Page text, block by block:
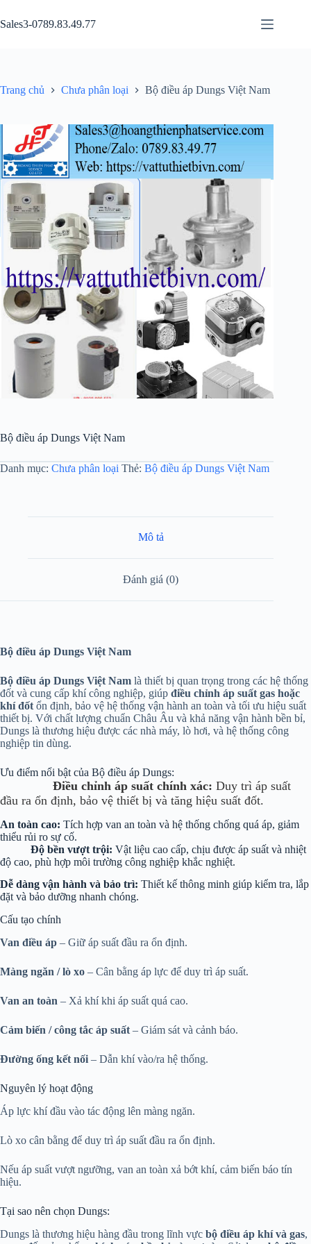
đến
phần
Sales3-0789.83.49.77
Trang chủ Chưa phân loại Bộ điều áp Dungs Việt Nam
Bộ điều áp Dungs Việt Nam
Danh mục: Chưa phân loại Thẻ: Bộ điều áp Dungs Việt Nam
Mô tả
Đánh giá (0)
Bộ điều áp Dungs Việt Nam
Bộ điều áp Dungs Việt Nam là thiết bị quan trọng trong các hệ thống
đốt và cung cấp khí công nghiệp, giúp điều chỉnh áp suất gas hoặc
khí đốt ổn định, bảo vệ hệ thống vận hành an toàn và tối ưu hiệu suất
thiết bị. Với chất lượng chuẩn Châu Âu và khả năng vận hành bền bỉ,
Dungs là thương hiệu được các nhà máy, lò hơi, và hệ thống công
nghiệp tin dùng.
Ưu điểm nổi bật của Bộ điều áp Dungs:
Điều chỉnh áp suất chính xác: Duy trì áp suất
đầu ra ổn định, bảo vệ thiết bị và tăng hiệu suất đốt.
An toàn cao: Tích hợp van an toàn và hệ thống chống quá áp, giảm
thiểu rủi ro sự cố.
Độ bền vượt trội: Vật liệu cao cấp, chịu được áp suất và nhiệt
độ cao, phù hợp môi trường công nghiệp khắc nghiệt.
Dễ dàng vận hành và bảo trì: Thiết kế thông minh giúp kiểm tra, lắp
đặt và bảo dưỡng nhanh chóng.
Cấu tạo chính
Van điều áp – Giữ áp suất đầu ra ổn định.
Màng ngăn / lò xo – Cân bằng áp lực để duy trì áp suất.
Van an toàn – Xả khí khi áp suất quá cao.
Cảm biến / công tắc áp suất – Giám sát và cảnh báo.
Đường ống kết nối – Dẫn khí vào/ra hệ thống.
Nguyên lý hoạt động
Áp lực khí đầu vào tác động lên màng ngăn.
Lò xo cân bằng để duy trì áp suất đầu ra ổn định.
Nếu áp suất vượt ngưỡng, van an toàn xả bớt khí, cảm biến báo tín
hiệu.
Tại sao nên chọn Dungs:
Dungs là thương hiệu hàng đầu trong lĩnh vực bộ điều áp khí và gas,